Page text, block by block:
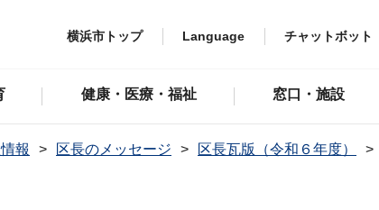
横浜市トップ Language チャットボット
健康・医療・福祉 窓口・施設
報 区長のメッセージ 区長瓦版（令和６年度）